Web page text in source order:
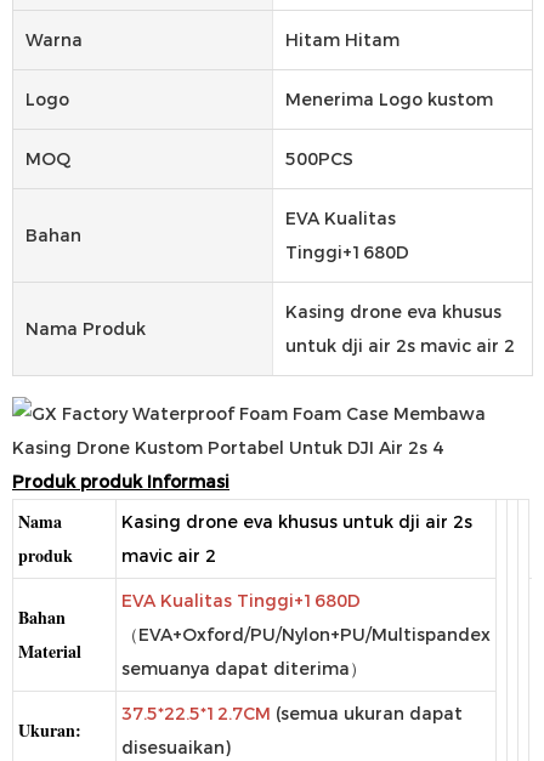
Warna Hitam Hitam
Logo Menerima Logo kustom
MOQ 500PCS
Bahan
EVA Kualitas
Tinggi+1680D
Nama Produk
Kasing drone eva khusus
untuk dji air 2s mavic air 2
Produk produk Informasi
Nama
produk
Kasing drone eva khusus untuk dji air 2s
mavic air 2
Bahan
Material
EVA Kualitas Tinggi+1680D
（EVA+Oxford/PU/Nylon+PU/Multispandex
semuanya dapat diterima）
Ukuran:
37.5*22.5*12.7CM (semua ukuran dapat
disesuaikan)